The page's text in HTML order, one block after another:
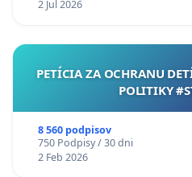
2 Jul 2026
PETÍCIA ZA OCHRANU
POLITIKY
8 560 podpisov
750 Podpisy / 30 dni
2 Feb 2026